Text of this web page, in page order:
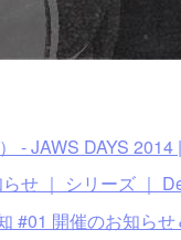
- JAWS DAYS 2014
せ ｜ シリーズ ｜
#01 開催のお知ら